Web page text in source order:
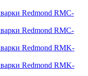
Redmond RMC-
Redmond RMC-
Redmond RMK-
Redmond RMK-